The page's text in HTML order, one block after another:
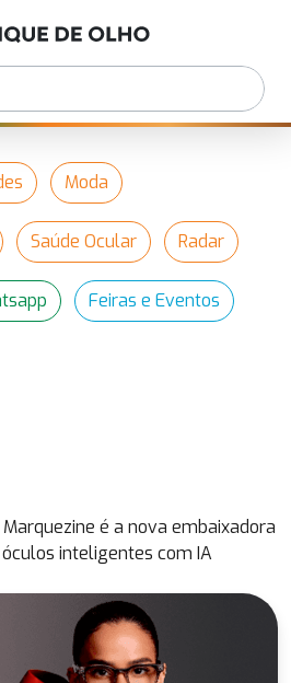
Moda
Saúde Ocular Radar
Feiras e Eventos
é a nova embaixadora
inteligentes com IA